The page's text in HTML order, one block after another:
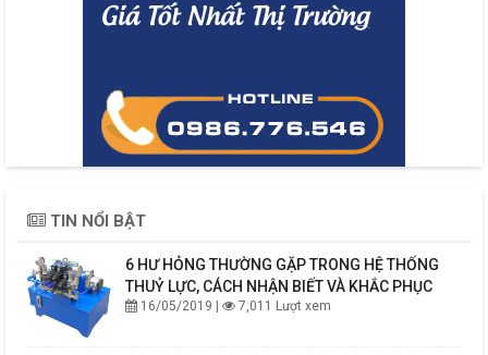
TIN NỔI BẬT
6 HƯ HỎNG THƯỜNG GẶP TRONG HỆ THỐNG
THUỶ LỰC, CÁCH NHẬN BIẾT VÀ KHẮC PHỤC
16/05/2019 | 7,011 Lượt xem